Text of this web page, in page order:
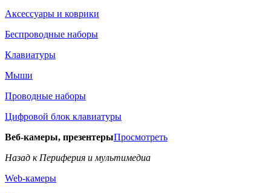
Аксессуары и коврики
Беспроводные наборы
Клавиатуры
Мыши
Проводные наборы
Цифровой блок клавиатуры
Веб-камеры, презентерыПросмотреть
Назад к Периферия и мультимедиа
Web-камеры